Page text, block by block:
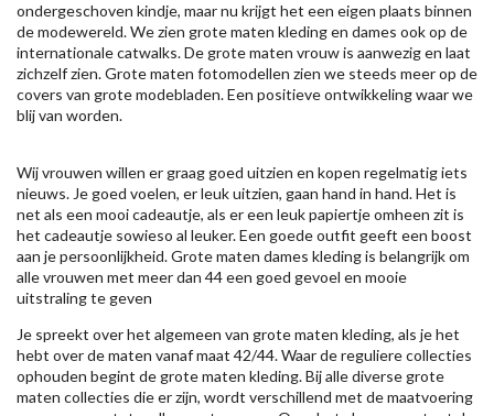
ondergeschoven kindje, maar nu krijgt het een eigen plaats binnen
de modewereld. We zien grote maten kleding en dames ook op de
internationale catwalks. De grote maten vrouw is aanwezig en laat
zichzelf zien. Grote maten fotomodellen zien we steeds meer op de
covers van grote modebladen. Een positieve ontwikkeling waar we
blij van worden.
Wij vrouwen willen er graag goed uitzien en kopen regelmatig iets
nieuws. Je goed voelen, er leuk uitzien, gaan hand in hand. Het is
net als een mooi cadeautje, als er een leuk papiertje omheen zit is
het cadeautje sowieso al leuker. Een goede outfit geeft een boost
aan je persoonlijkheid. Grote maten dames kleding is belangrijk om
alle vrouwen met meer dan 44 een goed gevoel en mooie
uitstraling te geven
Je spreekt over het algemeen van grote maten kleding, als je het
hebt over de maten vanaf maat 42/44. Waar de reguliere collecties
ophouden begint de grote maten kleding. Bij alle diverse grote
maten collecties die er zijn, wordt verschillend met de maatvoering